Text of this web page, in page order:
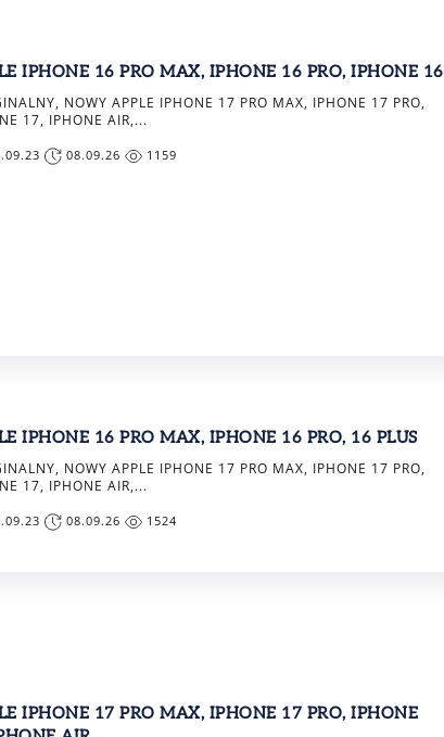
IPHONE 16 PRO MAX, IPHONE 16 PRO, IPHONE 16
NOWY APPLE IPHONE 17 PRO MAX, IPHONE 17 PRO,
17, IPHONE AIR,...
08.09.26 1159
IPHONE 16 PRO MAX, IPHONE 16 PRO, 16 PLUS
NOWY APPLE IPHONE 17 PRO MAX, IPHONE 17 PRO,
17, IPHONE AIR,...
08.09.26 1524
IPHONE 17 PRO MAX, IPHONE 17 PRO, IPHONE